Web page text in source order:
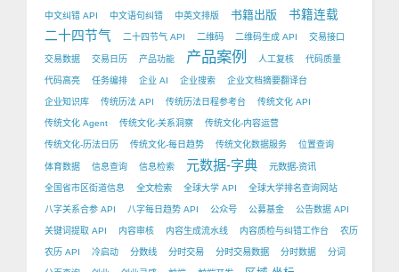
中文纠错 API 中文语句纠错 中英文排版 书籍出版 书籍连载
二十四节气 二十四节气 API 二维码 二维码生成 API 交易接口
交易数据 交易日历 产品功能 产品案例 人工复核 代码质量
代码高亮 任务编排 企业 AI 企业搜索 企业文档摘要翻译台
企业知识库 传统历法 API 传统历法日程参考台 传统文化 API
传统文化 Agent 传统文化-关系洞察 传统文化-内容运营
传统文化-历法日历 传统文化-每日趋势 传统文化数据服务 位置查询
体育数据 信息查询 信息检索 元数据-字典 元数据-资讯
全国省市区街道信息 全文检索 全球大学 API 全球大学排名查询网站
八字关系合参 API 八字每日趋势 API 公众号 公募基金 公告数据 API
关键词提取 API 内容审核 内容生成流水线 内容质检与纠错工作台 农历
农历 API 冷启动 分数线 分时交易 分时交易数据 分时数据 分词